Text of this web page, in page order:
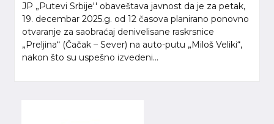
JP „Putevi Srbije'' obaveštava javnost da je za petak,
19. decembar 2025.g. od 12 časova planirano ponovno
otvaranje za saobraćaj denivelisane raskrsnice
„Preljina“ (Čačak – Sever) na auto-putu „Miloš Veliki“,
nakon što su uspešno izvedeni...